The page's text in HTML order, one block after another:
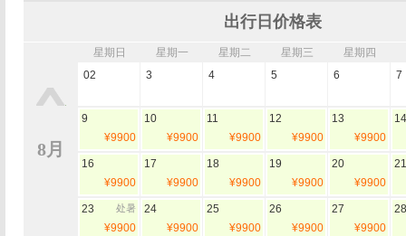
出行日价格表
8月
星期日 星期一 星期二 星期三 星期四
02
3 4 5 6 7
9
¥9900
10
¥9900
11
¥9900
12
¥9900
13
¥9900
14
16
¥9900
17
¥9900
18
¥9900
19
¥9900
20
¥9900
21
23 处暑
¥9900
24
¥9900
25
¥9900
26
¥9900
27
¥9900
28